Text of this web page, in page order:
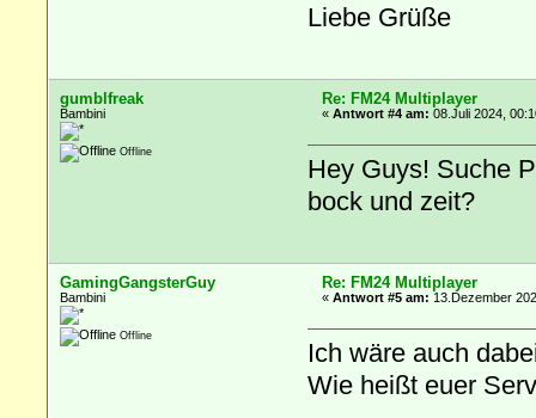
Liebe Grüße
gumblfreak
Bambini
Offline
Re: FM24 Multiplayer
«Antwort #4 am: 08.Juli 2024,
Hey Guys! Suche
bock und zeit?
GamingGangsterGuy
Bambini
Offline
Re: FM24 Multiplayer
«Antwort #5 am: 13.Dezember
Ich wäre auch
Wie heißt euer